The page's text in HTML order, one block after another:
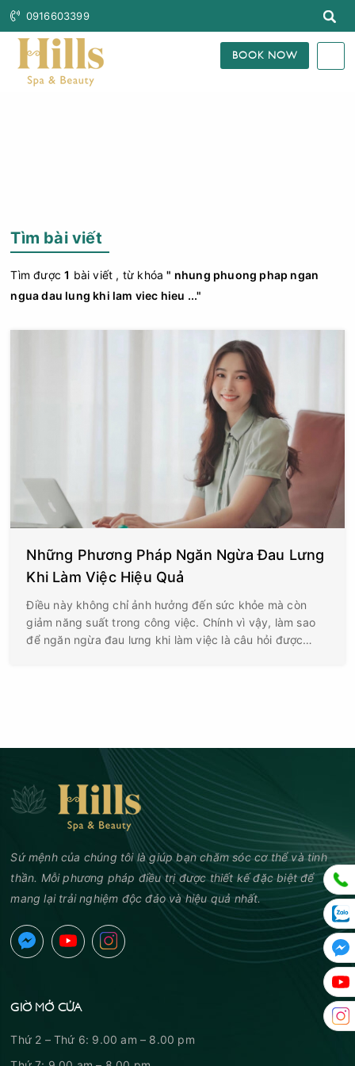
0916603399
BOOK NOW
Tìm bài viết
Tìm được1 bài viết , từ khóa" nhung phuong phap ngan
ngua dau lung khi lam viec hieu ..."
Những Phương Pháp Ngăn Ngừa Đau Lưng
Khi Làm Việc Hiệu Quả
Điều này không chỉ ảnh hưởng đến sức khỏe mà còn
giảm năng suất trong công việc. Chính vì vậy, làm sao
để ngăn ngừa đau lưng khi làm việc là câu hỏi được
Sứ mệnh của chúng tôi là giúp bạn chăm sóc cơ thể và tinh
thần. Mỗi phương pháp điều trị được thiết kế đặc biệt để
mang lại trải nghiệm độc đáo và hiệu quả nhất.
GIỜ MỞ CỬA
Thứ 2 – Thứ 6: 9.00 am – 8.00 pm